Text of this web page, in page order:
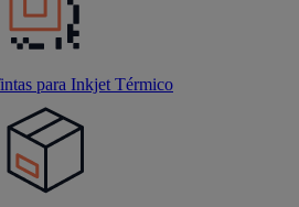
para Inkjet Térmico